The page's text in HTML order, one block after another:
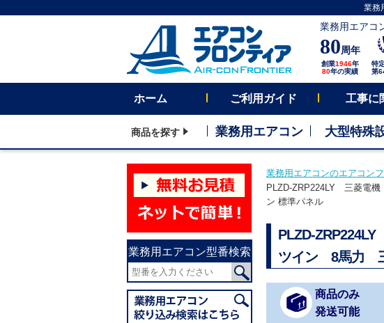
業務
業務用エアコ
80周年
創業1946年
80年の実績
特
第
ホーム ご利用ガイド 工事に
商品を探す 業務用エアコン 大型特殊
業務用エアコン型番検索
業務用エアコンのエアコン
PLZD-ZRP224LY 三菱電
ン 標準パネル
PLZD-
ツイン 8馬力
商品のみ
発送可能